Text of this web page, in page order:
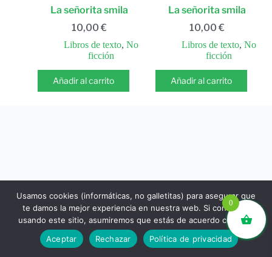
La señorita smila
10,00 €
Libros de texto,No
ficción
Añadir al carrito
La señorita smila
10,00 €
Libros de texto,No
ficción
Añadir al carrito
libros.eco © - Desde Barcelona para el mundo 💚 |
Devoluciones y reembolsos|Política de Privacidad
0
Usamos cookies (informáticas, no galletitas) para asegurar que
te damos la mejor experiencia en nuestra web. Si continúas
usando este sitio, asumiremos que estás de acuerdo con ello.
Aceptar
Rechazar Política de privacidad